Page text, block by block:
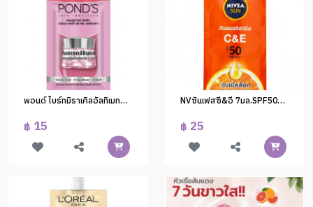
พอนด์ ไบร์ทมิราเคิลอัลทิเมทคลาริตี้เดย์ครีม SPF 15 5 กรัม
฿ 15
NVซันเฟสซี&อี 7มล.SPF50+PA+++#98316
฿ 25